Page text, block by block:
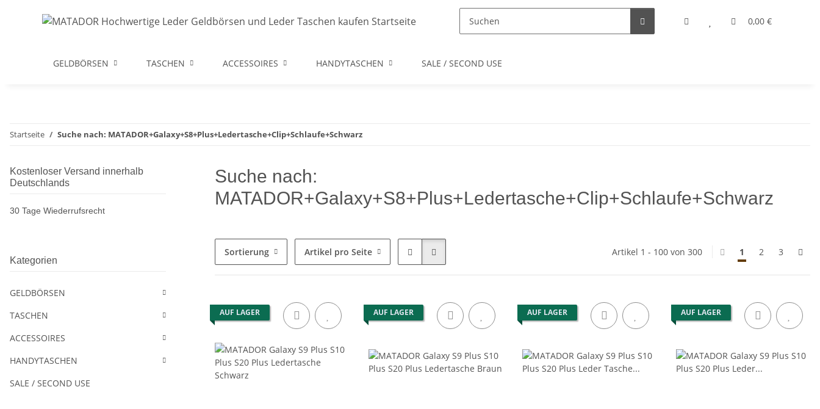
0,00 €
GELDBÖRSEN TASCHEN ACCESSOIRES HANDYTASCHEN SALE / SECOND USE
Startseite Suche nach: MATADOR+Galaxy+S8+Plus+Ledertasche+Clip+Schlaufe+Schwarz
Suche nach:
MATADOR+Galaxy+S8+Plus+Ledertasche+Clip+Schlaufe+Schwarz
Sortierung Artikel pro Seite Artikel 1 - 100 von 300 1 2 3
AUF LAGER AUF LAGER AUF LAGER AUF LAGER
Kostenloser Versand innerhalb
Deutschlands
30 Tage Wiederrufsrecht
Kategorien
GELDBÖRSEN
TASCHEN
ACCESSOIRES
HANDYTASCHEN
SALE / SECOND USE